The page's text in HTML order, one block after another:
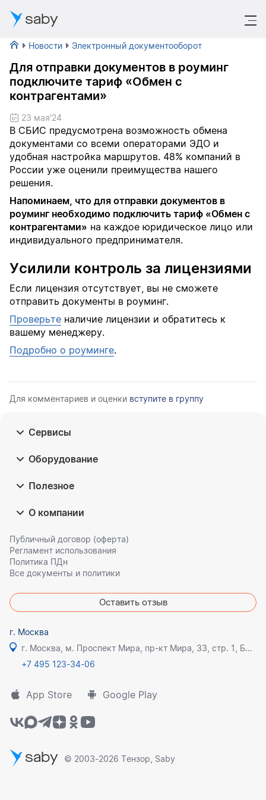
saby
Новости Электронный документооборот
Для отправки документов в роуминг
подключите тариф «Обмен с
контрагентами»
23 мая'24
В СБИС предусмотрена возможность обмена
документами со всеми операторами ЭДО и
удобная настройка маршрутов. 48% компаний в
России уже оценили преимущества нашего
решения.
Напоминаем, что для отправки документов в
роуминг необходимо подключить тариф «Обмен с
контрагентами» на каждое юридическое лицо или
индивидуального предпринимателя.
Усилили контроль за лицензиями
Если лицензия отсутствует, вы не сможете
отправить документы в роуминг.
Проверьте наличие лицензии и обратитесь к
вашему менеджеру.
Подробно о роуминге.
Для комментариев и оценки вступите в группу
Сервисы
Оборудование
Полезное
О компании
Публичный договор (оферта)
Регламент использования
Политика ПДн
Все документы и политики
Оставить отзыв
г. Москва
г. Москва, м. Проспект Мира, пр-кт Мира, 33, стр. 1, БЦ Олимпик плаза
+7 495 123-34-06
App Store Google Play
saby © 2003-2026 Тензор, Saby